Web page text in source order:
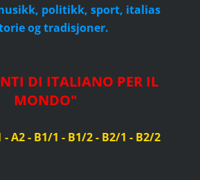
politikk, sport, italias
og tradisjoner.
DI ITALIANO PER IL
MONDO"
A2 - B1/1 - B1/2 - B2/1 - B2/2